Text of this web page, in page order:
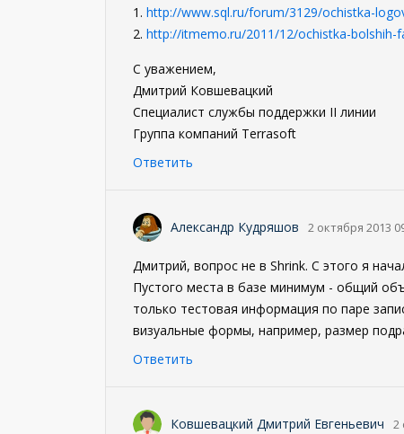
1. http://www.sql.ru/forum/3129/ochistka-
2. http://itmemo.ru/2011/12/ochistka-bolshih-
С уважением,
Дмитрий Ковшевацкий
Специалист службы поддержки II линии
Группа компаний Terrasoft
Ответить
Александр Кудряшов 2 октября 2013
Дмитрий, вопрос не в Shrink. С этого я
Пустого места в базе минимум - общий
только тестовая информация по паре
визуальные формы, например, размер
Ответить
Ковшевацкий Дмитрий Евгеньевич 2